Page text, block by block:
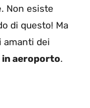
Non esiste
di questo! Ma
amanti dei
in aeroporto.